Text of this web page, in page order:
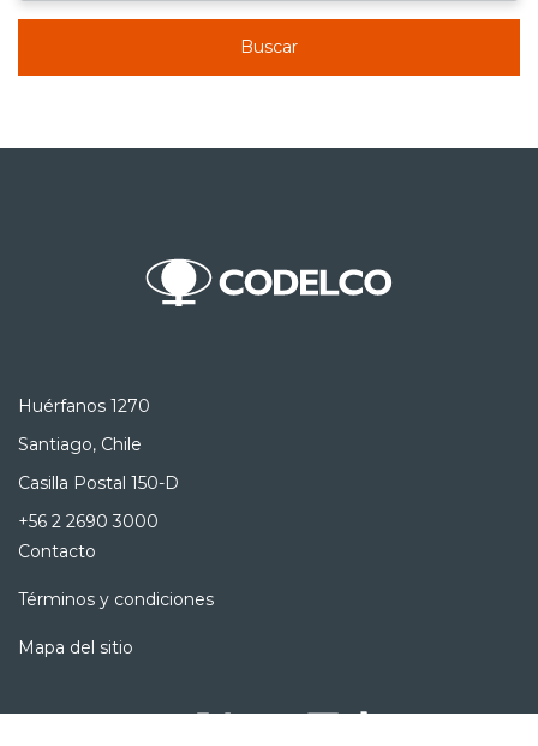
Buscar
Huérfanos 1270
Santiago, Chile
Casilla Postal 150-D
+56 2 2690 3000
Contacto
Términos y condiciones
Mapa del sitio